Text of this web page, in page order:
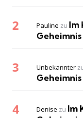
Pauline zu Im
Unbekannter
Denise zu Im